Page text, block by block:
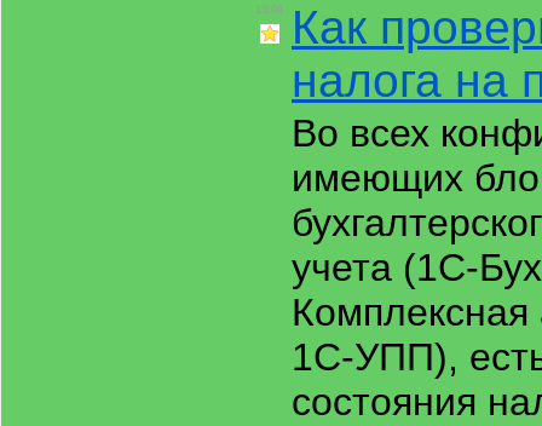
13:04
Как
налога на
Во всех
имеющих
учета (1С-
Комплексная
1С-УПП),
состояния